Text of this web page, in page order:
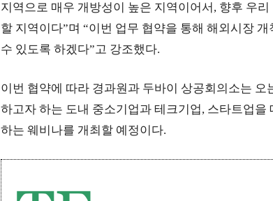
지역으로 매우 개방성이 높은 지역이어서, 향후 우
할 지역이다”며 “이번 업무 협약을 통해 해외시장
수 있도록 하겠다”고 강조했다.
이번 협약에 따라 경과원과 두바이 상공회의소는
하고자 하는 도내 중소기업과 테크기업, 스타트업을
하는 웨비나를 개최할 예정이다.